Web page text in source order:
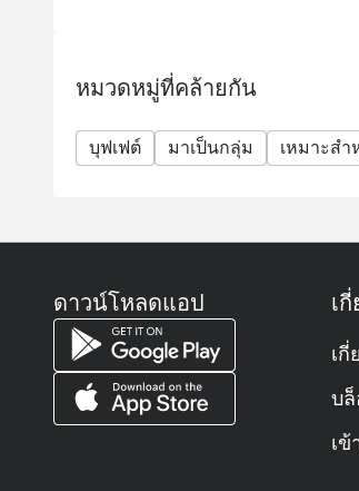
ให้บริการอาหารนานาชาติในรูปแ
ถาม: ร้านเปิดให้บริการเวลาไหนบ้
ถาม: ต้องจองโต๊ะล่วงหน้าหรือสา
หรือวันที่มีบุฟเฟต์พิเศษ เพื่อให้มั่น
ถาม: ราคาบุฟเฟต์เท่าไหร่? มีราค
ตอบ:
ประเภทบุฟเฟต์
ผู้ใหญ่
หมวดหมู่ที่คล้ายกัน
บุฟเฟต์ มาเป็นกลุ่ม เหมาะสำ
ดาวน์โหลดแอป เ
เกี่
บ
เข้